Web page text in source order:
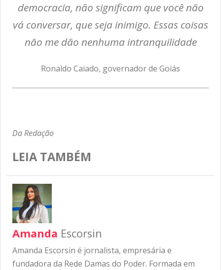
democracia, não significam que você não
vá conversar, que seja inimigo. Essas coisas
não me dão nenhuma intranquilidade
Ronaldo Caiado, governador de Goiás
Da Redação
LEIA TAMBÉM
Amanda Escorsin
Amanda Escorsin é jornalista, empresária e
fundadora da Rede Damas do Poder. Formada em